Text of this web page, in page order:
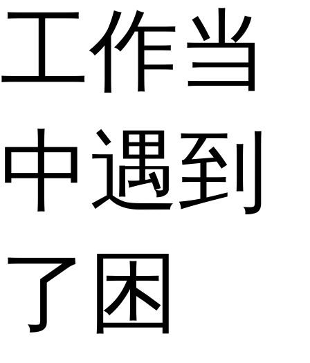
工作当
中遇到
了困